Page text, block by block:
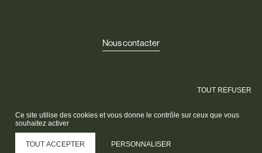
Nous contacter
L'abus d'alcool est dangereux pour la santé. À consommer avec
© Domaine de Perrotin 2026
Ce site utilise des cookies et vous donne le contrôle sur ceux que vous
souhaitez activer
TOUT ACCEPTER
TOUT REFUSER
PERSONNALISER